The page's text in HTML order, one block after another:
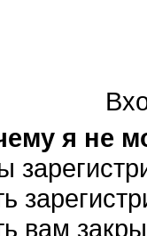
я не
вам